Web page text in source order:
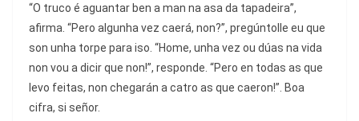
“O truco é aguantar ben a man na asa da tapadeira”,
afirma. “Pero algunha vez caerá, non?”, pregúntolle eu que
son unha torpe para iso. “Home, unha vez ou dúas na vida
non vou a dicir que non!”, responde. “Pero en todas as que
levo feitas, non chegarán a catro as que caeron!”. Boa
cifra, si señor.